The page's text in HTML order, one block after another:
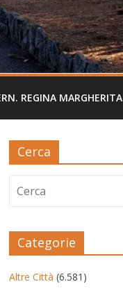
REGINA MARGHERITA
Cerca
Categorie
Altre Città (6.581)